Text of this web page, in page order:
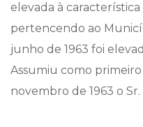
elevada à
pertencendo ao
junho de 1963 foi
Assumiu como
novembro de 1963 o